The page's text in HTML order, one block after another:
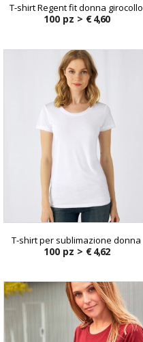
T-shirt Regent fit donna girocollo
100 pz > € 4,60
T-shirt per sublimazione donna
100 pz > € 4,62